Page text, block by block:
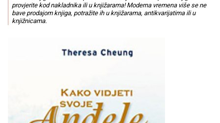
provjerite kod nakladnika ili u knjižarama! Moderna vremena više se ne
bave prodajom knjiga, potražite ih u knjižarama, antikvarijatima ili u
knjižnicama.